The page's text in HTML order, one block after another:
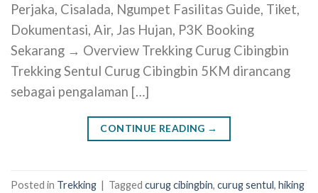
Perjaka, Cisalada, Ngumpet Fasilitas Guide, Tiket,
Dokumentasi, Air, Jas Hujan, P3K Booking
Sekarang → Overview Trekking Curug Cibingbin
Trekking Sentul Curug Cibingbin 5KM dirancang
sebagai pengalaman […]
CONTINUE READING →
Posted in Trekking | Tagged curug cibingbin, curug sentul, hiking